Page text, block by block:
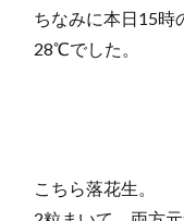
ちなみに本日15
28℃でした。
こちら落花生。